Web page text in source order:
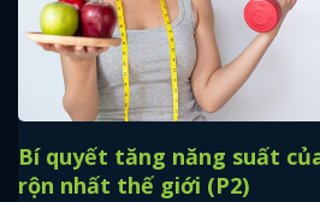
Bí quyết tăng năng suất
rộn nhất thế giới (P2)